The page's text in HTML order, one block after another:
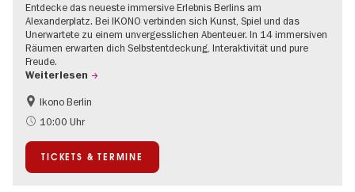
Entdecke das neueste immersive Erlebnis Berlins am
Alexanderplatz. Bei IKONO verbinden sich Kunst, Spiel und das
Unerwartete zu einem unvergesslichen Abenteuer. In 14 immersiven
Räumen erwarten dich Selbstentdeckung, Interaktivität und pure
Freude.
Weiterlesen
Kinder
Kultursommer
Ikono Berlin
10:00 Uhr
TICKETS & TERMINE